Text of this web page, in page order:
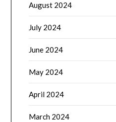
August 2024
July 2024
June 2024
May 2024
April 2024
March 2024